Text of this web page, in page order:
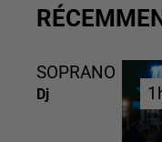
SOPRANO
Dj